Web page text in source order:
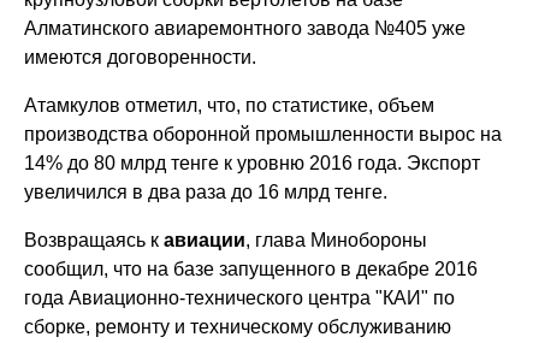
Алматинского авиаремонтного завода №405 уже
имеются договоренности.
Атамкулов отметил, что, по статистике, объем
производства оборонной промышленности вырос на
14% до 80 млрд тенге к уровню 2016 года. Экспорт
увеличился в два раза до 16 млрд тенге.
Возвращаясь кавиации, глава Минобороны
сообщил, что на базе запущенного в декабре 2016
года Авиационно-технического центра "КАИ" по
сборке, ремонту и техническому обслуживанию